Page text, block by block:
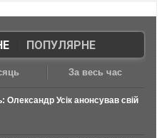
| ПОПУЛЯРНЕ
За весь час
Олександр Усік анонсував свій